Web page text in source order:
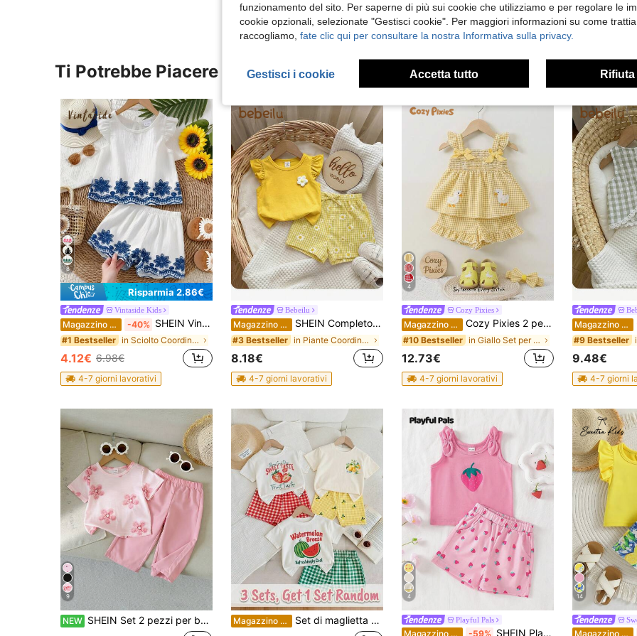
Ti Potrebbe Piacere
8
Risparmia 2.86€
Vintaside Kids
Magazzino EU -40% SHEIN Vintaside Kids 2 pezzi/Set Bambina 0-3 anni Set in lino ricamato bianco estivo elegante e fluido per vacanze e vacanze in campagna Outfit Top & Pantaloncini Set da due pezzi
#1 Bestseller in Sciolto Coordinati di magliette per bambine
4.12€ 6.98€
4-7 giorni lavorativi
Bebeilu
Magazzino EU SHEIN Completo casual per bambina con maglietta a maniche corte con decorazioni floreali 3D e pantaloni a quadri
#3 Bestseller in Piante Coordinati di magliette per bambine
8.18€
4-7 giorni lavorativi
4
Cozy Pixies
Magazzino EU Cozy Pixies 2 pezzi Set top con fiocco e decorazione anatra e pantaloncini con vita elastica per bambina
#10 Bestseller in Giallo Set per bambine
12.73€
4-7 giorni lavorativi
Magazzino EU
#9 Bestseller
9.48€
4-7 giorni
9
NEW SHEIN Set 2 pezzi per bambina, top a maniche corte con stampa e scollo rotondo, pantaloni lunghi rosa, stile casual alla moda, carino e versatile, morbido, minimalista ed elegante, adatto per estate, scuola, vacanze, viaggi, varie occasioni e uso quotidiano Magazzino EU Set di maglietta a maniche corte con collo rotondo e pantaloncini skinny per bambina, stile casual e minimalista, adatto per primavera/estate
4
Playful Pals
Magazzino EU -59% SHEIN Playful Pals Set casual di gilet e pantaloncini a stampa fragola per bambine, primavera/estate
14
Magazzino EU
funzionamento del sito. Per saperne di più sui cookie che utilizziamo e per regolare le
cookie opzionali, selezionate "Gestisci cookie". Per maggiori informazioni su come
raccogliamo, fate clic qui per consultare la nostra Informativa sulla privacy.
Gestisci i cookie Accetta tutto